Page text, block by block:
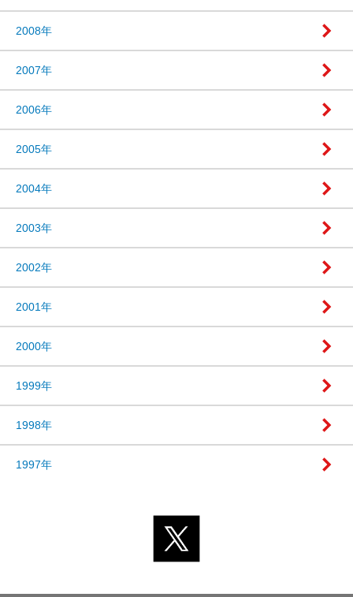
2008年
2007年
2006年
2005年
2004年
2003年
2002年
2001年
2000年
1999年
1998年
1997年